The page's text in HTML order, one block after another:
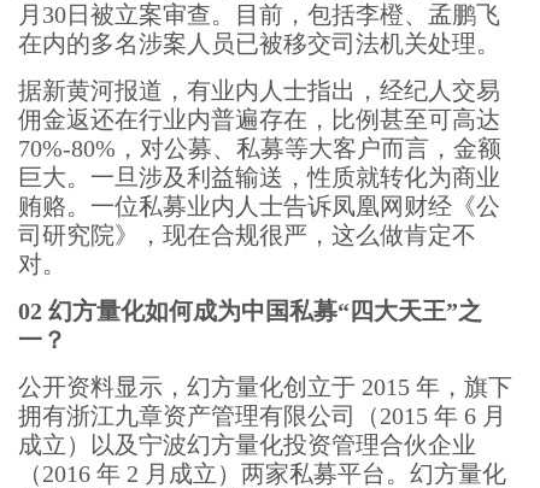
月30日被立案审查。目前，包括李橙、孟鹏飞
在内的多名涉案人员已被移交司法机关处理。
据新黄河报道，有业内人士指出，经纪人交易
佣金返还在行业内普遍存在，比例甚至可高达
70%-80%，对公募、私募等大客户而言，金额
巨大。一旦涉及利益输送，性质就转化为商业
贿赂。一位私募业内人士告诉凤凰网财经《公
司研究院》，现在合规很严，这么做肯定不
对。
02 幻方量化如何成为中国私募“四大天王”之
一？
公开资料显示，幻方量化创立于 2015 年，旗下
拥有浙江九章资产管理有限公司（2015 年 6 月
成立）以及宁波幻方量化投资管理合伙企业
（2016 年 2 月成立）两家私募平台。幻方量化